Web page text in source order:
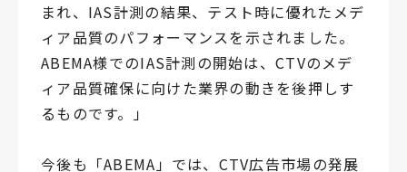
まれ、IAS計測の結果、テスト時に優れたメデ
ィア品質のパフォーマンスを示されました。
ABEMA様でのIAS計測の開始は、CTVのメデ
ィア品質確保に向けた業界の動きを後押しす
るものです。」
今後も「ABEMA」では、CTV広告市場の発展